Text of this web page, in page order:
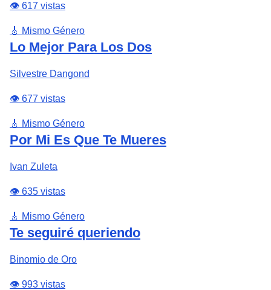
👁️ 617 vistas
🎸 Mismo Género
Lo Mejor Para Los Dos
Silvestre Dangond
👁️ 677 vistas
🎸 Mismo Género
Por Mi Es Que Te Mueres
Ivan Zuleta
👁️ 635 vistas
🎸 Mismo Género
Te seguiré queriendo
Binomio de Oro
👁️ 993 vistas